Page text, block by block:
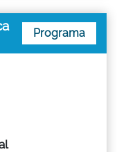
Programa